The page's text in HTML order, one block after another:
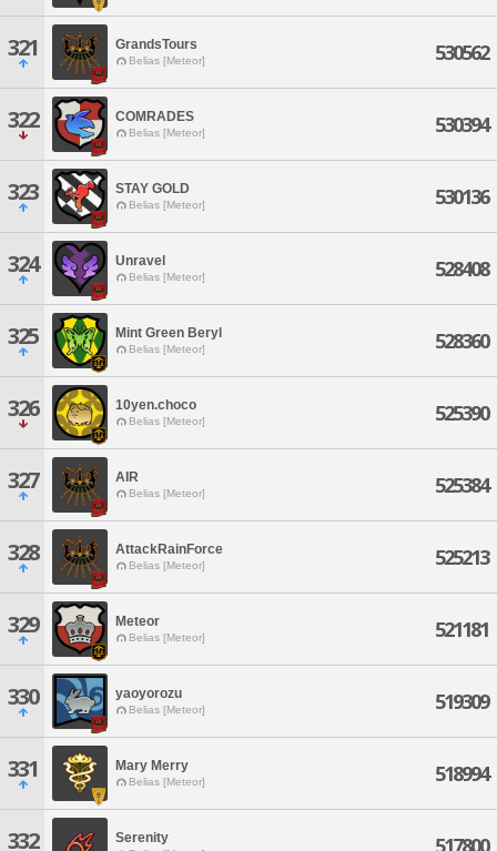
321 GrandsTours
Belias [Meteor] 530562
322 COMRADES
Belias [Meteor] 530394
323 STAY GOLD
Belias [Meteor] 530136
324 Unravel
Belias [Meteor] 528408
325 Mint Green Beryl
Belias [Meteor] 528360
326 10yen.choco
Belias [Meteor] 525390
327 AIR
Belias [Meteor] 525384
328 AttackRainForce
Belias [Meteor] 525213
329 Meteor
Belias [Meteor] 521181
330 yaoyorozu
Belias [Meteor] 519309
331 Mary Merry
Belias [Meteor] 518994
332 Serenity 517800